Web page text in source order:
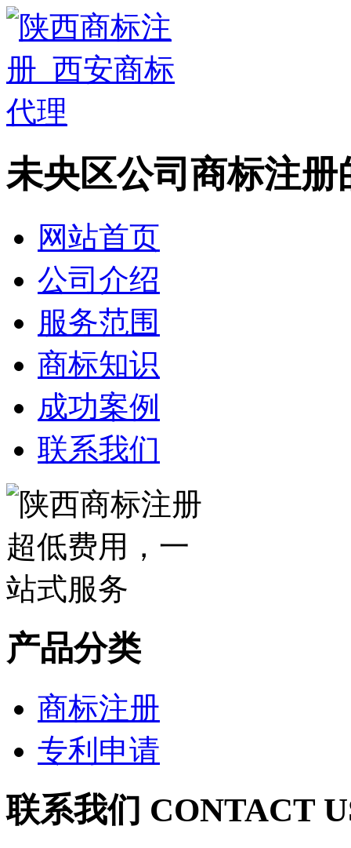
未央区公司商标注册
网站首页
公司介绍
服务范围
商标知识
成功案例
联系我们
产品分类
商标注册
专利申请
联系我们 CONTACT